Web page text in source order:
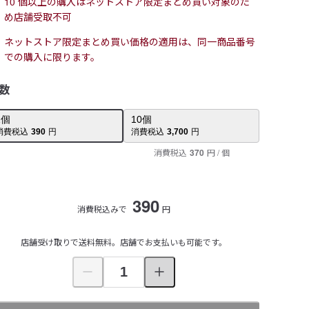
め店舗受取不可
ネットストア限定まとめ買い価格の適用は、同一商品番号
での購入に限ります。
個
費税込 390 円
10個
消費税込 3,700 円
消費税込 370 円/ 個
消費税込みで 390 円
店舗受け取りで送料無料。店舗でお支払いも可能です。